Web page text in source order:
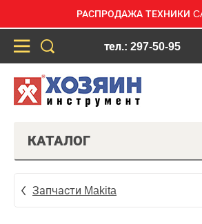
РАСПРОДАЖА ТЕХНИКИ
тел.: 297-50-95
КАТАЛОГ
Запчасти Makita